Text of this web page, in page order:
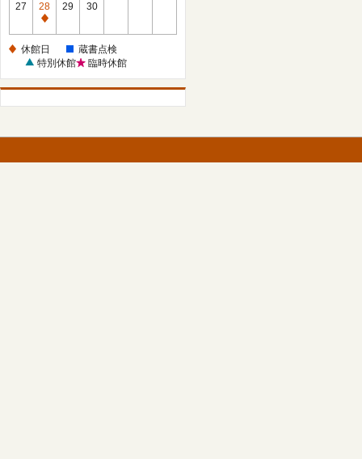
27
28
休
日
29 30
休館日
蔵書点検
特別休館
臨時休館